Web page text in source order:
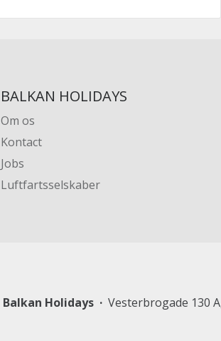
BALKAN HOLIDAYS
Om os
Kontact
Jobs
Luftfartsselskaber
Balkan Holidays Vesterbrogade 130 A